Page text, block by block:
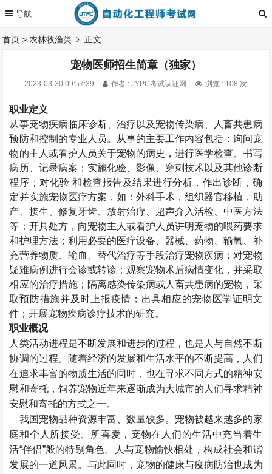
首页 > 农林牧渔类 正文
宠物医师招生简章（独家）
2023-03-30 09:57:39 作者 : JYPC考试认证网 浏览 : 108 次
职业定义
从事宠物疾病临床诊断、治疗以及宠物传染病、人畜共患病
预防和控制的专业人员。从事的主要工作内容包括：询问宠
物的主人或看护人员关于宠物的病史，进行医学检查、书写
病历、记录病案；实施化验、影像、穿刺技术以及其他诊断
程序；对化验 和检查报告及结果进行分析，作出诊断，确
定并实施宠物医疗方案，如：外科手术，组织器官移植，助
产、接生、修复牙齿、放射治疗、超声介入活检、中医方法
等；开具处方，向宠物主人或看护人员讲明宠物的喂药要求
和护理方法；利用必要的医疗设备、器械、药物、输氧、补
充营养物质、输血、替代治疗等手段治疗宠物疾病；对宠物
疑难病例进行会诊或转诊；观察宠物术后病情变化，并采取
相应的治疗措施；隔离感染传染病或人畜共患病的宠物，采
取预防措施并及时上报疫情；出具相应的宠物医学证明文
件；开展宠物疾病诊疗技术的研究。
职业概况
人类活动进程是不断发展和进步的过程，也是人与自然不断
协调的过程。随着经济的发展和生活水平的不断提高，人们
在追求丰富的物质生活的同时，也在寻求不同方式的精神安
慰和寄托，饲养宠物近年来逐渐成为大城市的人们寻求精神
安慰和寄托的方式之一。
我国宠物品种资源丰富、数量较多。宠物被越来越多的家
庭和个人所接受、所喜爱，宠物在人们的生活中充当着生
活“伴侣”般的特别角色。人与宠物愉快相处，构成社会和谐
发展的一道风景。与此同时，宠物的健康与疫病防治也成为